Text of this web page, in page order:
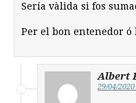
Sería vàlida si fos
Per el bon entenedor ó
Albert
29/04/